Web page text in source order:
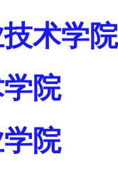
术学院
院
院